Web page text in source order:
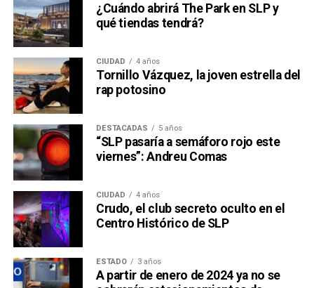
¿Cuándo abrirá The Park en SLP y
qué tiendas tendrá?
CIUDAD 4 años
Tornillo Vázquez, la joven estrella del
rap potosino
DESTACADAS 5 años
“SLP pasaría a semáforo rojo este
viernes”: Andreu Comas
CIUDAD 4 años
Crudo, el club secreto oculto en el
Centro Histórico de SLP
ESTADO 3 años
A partir de enero de 2024 ya no se